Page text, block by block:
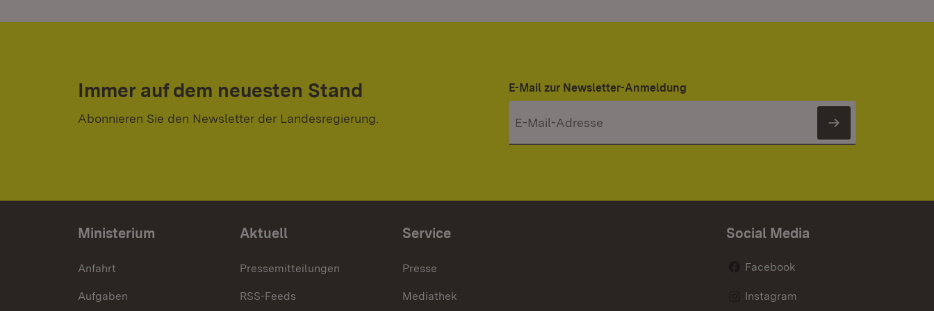
Immer auf dem neuesten Stand
Abonnieren Sie den Newsletter der Landesregierung.
E-Mail zur Newsletter-Anmeldung
Newsletter
Ministerium
Anfahrt
Aufgaben
Aktuell
Pressemitteilungen
RSS-Feeds
Service
Presse
Mediathek
Social Media
Facebook
Instagram